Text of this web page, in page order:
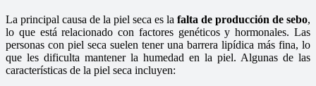
La principal causa de la piel seca es la falta de producción de sebo,
lo que está relacionado con factores genéticos y hormonales. Las
personas con piel seca suelen tener una barrera lipídica más fina, lo
que les dificulta mantener la humedad en la piel. Algunas de las
características de la piel seca incluyen: